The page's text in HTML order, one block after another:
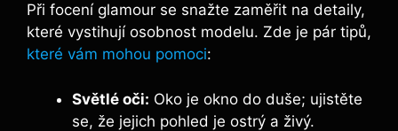
Při focení glamour se snažte zaměřit na detaily,
které vystihují osobnost modelu. Zde je pár tipů,
které vám mohou pomoci:
Světlé oči: Oko je okno do duše; ujistěte
se, že jejich pohled je ostrý a živý.